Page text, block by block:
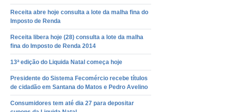
Receita abre hoje consulta a lote da malha fina do
Imposto de Renda
Receita libera hoje (28) consulta a lote da malha
fina do Imposto de Renda 2014
13ª edição do Liquida Natal começa hoje
Presidente do Sistema Fecomércio recebe títulos
de cidadão em Santana do Matos e Pedro Avelino
Consumidores tem até dia 27 para depositar